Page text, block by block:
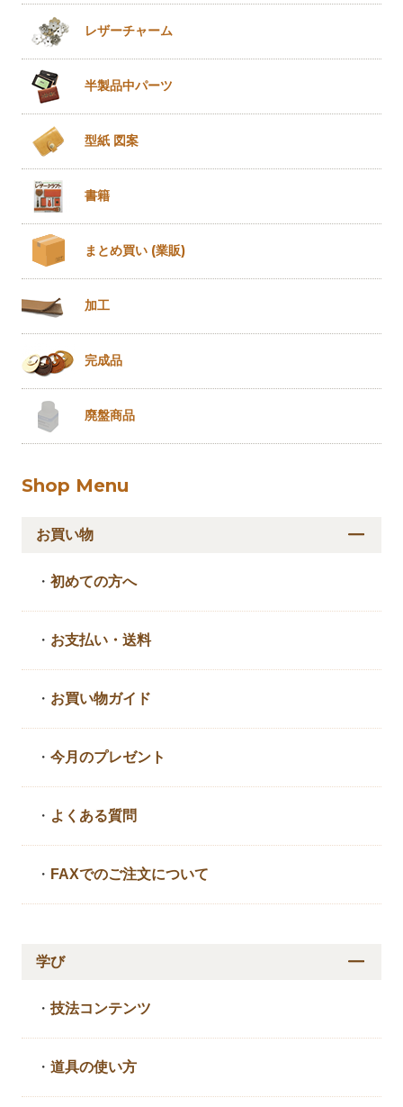
レザーチャーム
半製品中パーツ
型紙 図案
書籍
まとめ買い (業販)
加工
完成品
廃盤商品
Shop Menu
お買い物
・初めての方へ
・ お支払い・送料
・ お買い物ガイド
・今月のプレゼント
・ よくある質問
・ FAXでのご注文について
学び
・技法コンテンツ
・道具の使い方